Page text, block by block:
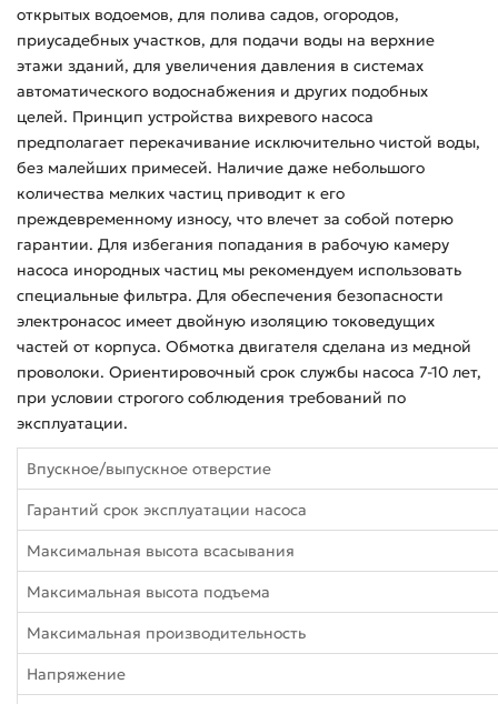
открытых водоемов, для полива садов, огородов,
приусадебных участков, для подачи воды на верхние
этажи зданий, для увеличения давления в системах
автоматического водоснабжения и других подобных
целей. Принцип устройства вихревого насоса
предполагает перекачивание исключительно чистой воды,
без малейших примесей. Наличие даже небольшого
количества мелких частиц приводит к его
преждевременному износу, что влечет за собой потерю
гарантии. Для избегания попадания в рабочую камеру
насоса инородных частиц мы рекомендуем использовать
специальные фильтра. Для обеспечения безопасности
электронасос имеет двойную изоляцию токоведущих
частей от корпуса. Обмотка двигателя сделана из медной
проволоки. Ориентировочный срок службы насоса 7-10 лет,
при условии строгого соблюдения требований по
эксплуатации.
Впускное/выпускное отверстие
Гарантий срок эксплуатации насоса
Максимальная высота всасывания
Максимальная высота подъема
Максимальная производительность
Напряжение